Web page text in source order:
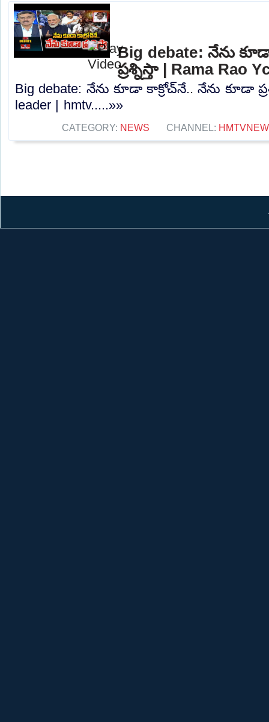
Big debate: నేను
ప్రశ్నిస్తా | Rama Rao
Big debate: నేను కూడా కాక్రోచ్‌నే.. నేను కూడా
leader | hmtv.....»»
CATEGORY: NEWS CHANNEL: